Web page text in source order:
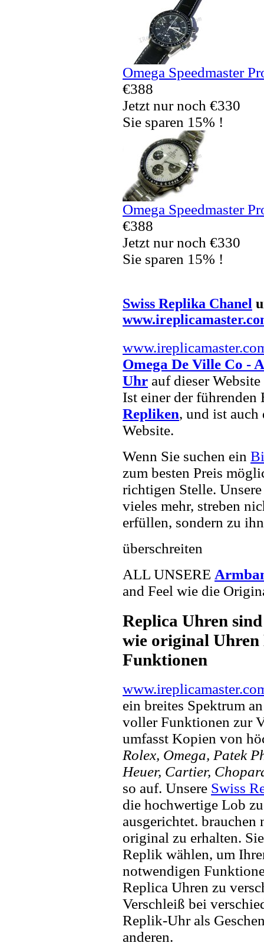
Omega Speedmaster
€388
Jetzt nur noch €330
Sie sparen 15% !
Omega Speedmaster
€388
Jetzt nur noch €330
Sie sparen 15% !
Swiss Replika Chanel
Omega De Ville Co -
Uhr auf dieser
Ist einer der
Repliken, und ist auch
Website.
Wenn Sie suchen ein
zum besten Preis
richtigen Stelle.
vieles mehr, streben
erfüllen, sondern zu
überschreiten
ALL UNSERE
and Feel wie die
Replica Uhren
wie original Uhren
Funktionen
ein breites Spektrum
voller Funktionen zur
umfasst Kopien von
Rolex, Omega, Patek
Heuer, Cartier,
so auf. Unsere Swiss
die hochwertige Lob
ausgerichtet. brauchen
original zu erhalten.
Replik wählen, um
notwendigen
Replica Uhren zu
Verschleiß bei
Replik-Uhr als
anderen.